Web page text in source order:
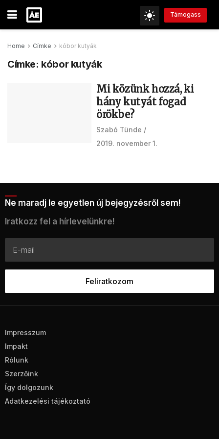
Támogass
Home Címke kóbor kutyák
Címke: kóbor kutyák
Mi közünk hozzá, ki
hány kutyát fogad
örökbe?
Szabó Tünde
2019. november 1.
Ne maradj le egyetlen új bejegyzésről sem!
Iratkozz fel a hírlevelünkre!
Impresszum
Impakt
Rólunk
Szerzőink
Így dolgozunk
Adatkezelési tájékoztató